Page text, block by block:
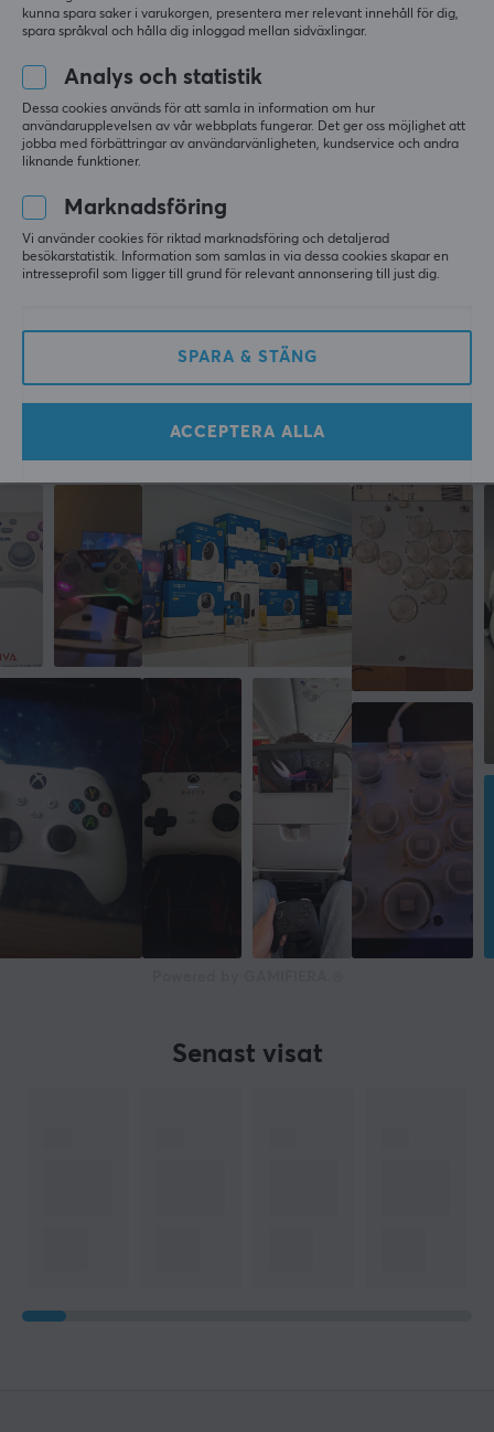
SPECIFIKATIONER
ANSLUTNING
Anslutning
2.4GHz, Bluetooth, USB
Kompatibilitet
Android, iOS, Nintendo Switch, PC
Gul, Vit
GARANTI
2 års garanti
0%
3
LÄMNA RECENSION
Relevans
Alla recensioner
BIGBIG WON Rainbow 2 SE Trådlös Kontroll - Blå
Mer från vårt Community
Senast visat
kunna spara saker i varukorgen, presentera mer relevant innehåll för dig,
spara språkval och hålla dig inloggad mellan sidväxlingar.
Analys och statistik
Dessa cookies används för att samla in information om hur
användarupplevelsen av vår webbplats fungerar. Det ger oss möjlighet att
jobba med förbättringar av användarvänligheten, kundservice och andra
liknande funktioner.
Marknadsföring
Vi använder cookies för riktad marknadsföring och detaljerad
besökarstatistik. Information som samlas in via dessa cookies skapar en
intresseprofil som ligger till grund för relevant annonsering till just dig.
SPARA & STÄNG
ACCEPTERA ALLA